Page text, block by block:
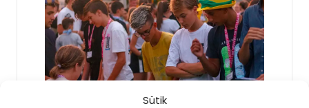
Sütik